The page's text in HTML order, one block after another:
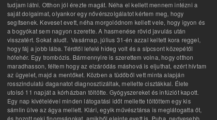
tudjam látni. Otthon jól érezte magát. Néha el kellett mennem intézni a
saját dolgaimat, olyankor egy nővérszolgálatot kértem meg, hogy
segítsenek. Keveset evett, néha morgolódnom kellett vele, hogy igyon és
a bogyókat sem nagyon szerette. A hasmenése rövid javulás után
visszatért. Sokat aludt. Vasárnap, július 31-én azzal keltett kora reggel,
hogy fáj a jobb lába. Térdtől lefelé hideg volt és a sípcsont közepétől
hófehér. Egy trombózis. Bármennyire is szerettem volna, hogy otthon
maradhasson, féltem hogy az elzáródás máshová is eljuthat, ezért hívtam
az ügyelet, majd a mentőket. Közben a tüdőből vett minta alapján
rosszindulatú daganatot diagnosztizáltak, mellette cisztákkal. Élete
utolsó 11 napját a kórházban töltötte. Gyógyszereket és infúziót kapott.
Egy nap kivételével minden látogatási időt mellette töltöttem egy kis
sámlin ülve az ágya mellett. Klári, egyik művésztársa is meglátogatta őt,